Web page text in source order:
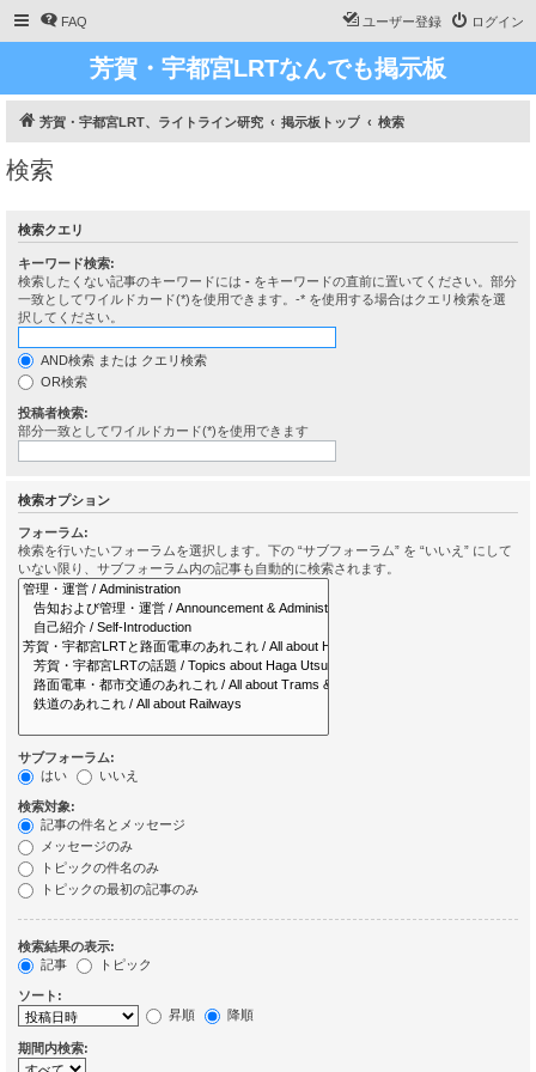
FAQ ログイン
ユーザー登録
芳賀・宇都宮LRTなんでも掲示板
芳賀・宇都宮LRT、ライトライン研究 掲示板トップ 検索
検索
検索クエリ
キーワード検索:
検索したくない記事のキーワードには - をキーワードの直前に置いてください。部分
一致としてワイルドカード(*)を使用できます。-* を使用する場合はクエリ検索を選
択してください。
AND検索 または クエリ検索
OR検索
投稿者検索:
部分一致としてワイルドカード(*)を使用できます
検索オプション
フォーラム:
検索を行いたいフォーラムを選択します。下の “サブフォーラム” を “いいえ” にして
いない限り、サブフォーラム内の記事も自動的に検索されます。
サブフォーラム:
はい
いいえ
検索対象:
記事の件名とメッセージ
メッセージのみ
トピックの件名のみ
トピックの最初の記事のみ
検索結果の表示:
記事
トピック
ソート:
昇順
降順
期間内検索: